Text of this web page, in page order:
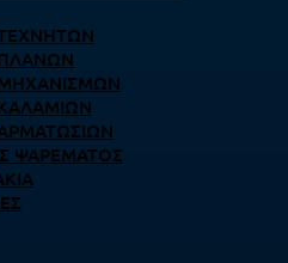
ΨΑΡΈΜΑΤΟΣ